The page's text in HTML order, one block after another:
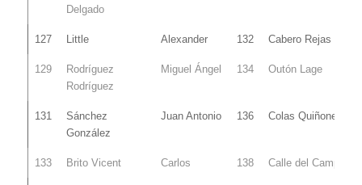
Delgado
127 Little Alexander 132 Cabero Rejas
129
Rodríguez
Rodríguez
Miguel Ángel 134 Outón Lage
131
Sánchez
González
Juan Antonio 136 Colas Quiñones
133 Brito Vicent Carlos 138 Calle del Campo